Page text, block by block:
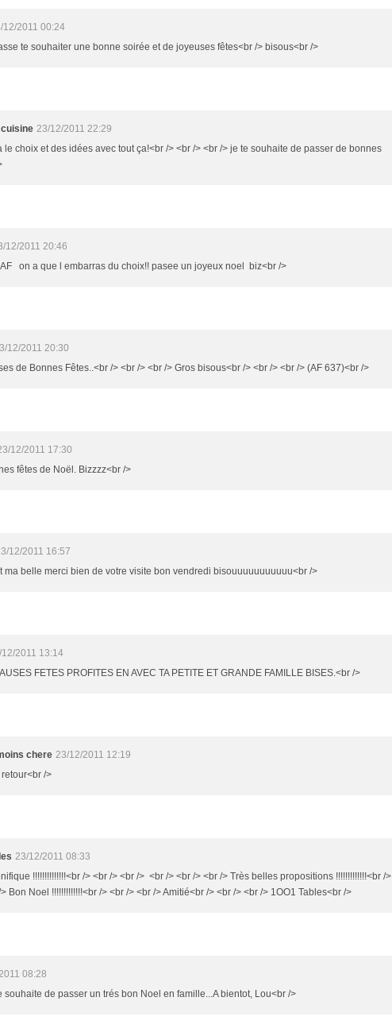
12/2011 00:24
te souhaiter une bonne soirée et de joyeuses fêtes<br /> bisous<br />
23/12/2011 22:29
le choix et des idées avec tout ça!<br /> <br /> <br /> je te souhaite de passer de bonnes
12/2011 20:46
on a que l embarras du choix!! pasee un joyeux noel biz<br />
12/2011 20:30
de Bonnes Fêtes..<br /> <br /> <br /> Gros bisous<br /> <br /> <br /> (AF 637)<br />
12/2011 17:30
fêtes de Noël. Bizzzz<br />
12/2011 16:57
ma belle merci bien de votre visite bon vendredi bisouuuuuuuuuuu<br />
2011 13:14
FETES PROFITES EN AVEC TA PETITE ET GRANDE FAMILLE BISES.<br />
chere 23/12/2011 12:19
/>
23/12/2011 08:33
!!!!!!!!!!!!!!<br /> <br /> <br /> <br /> <br /> <br /> Très belles propositions !!!!!!!!!!!!!<br />
Bon Noel !!!!!!!!!!!!!<br /> <br /> <br /> Amitié<br /> <br /> <br /> 1OO1 Tables<br />
08:28
souhaite de passer un trés bon Noel en famille...A bientot, Lou<br />